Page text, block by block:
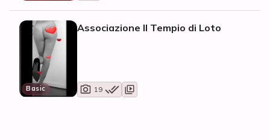
Basic
Associazione Il Tempio di Loto
19